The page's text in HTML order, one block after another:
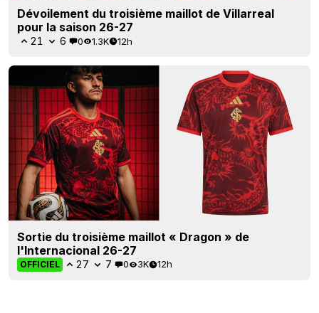
Dévoilement du troisième maillot de Villarreal
pour la saison 26-27
21 6 0 1.3K 12h
Sortie du troisième maillot « Dragon » de
l'Internacional 26-27
OFFICIEL 27 7 0 3K 12h